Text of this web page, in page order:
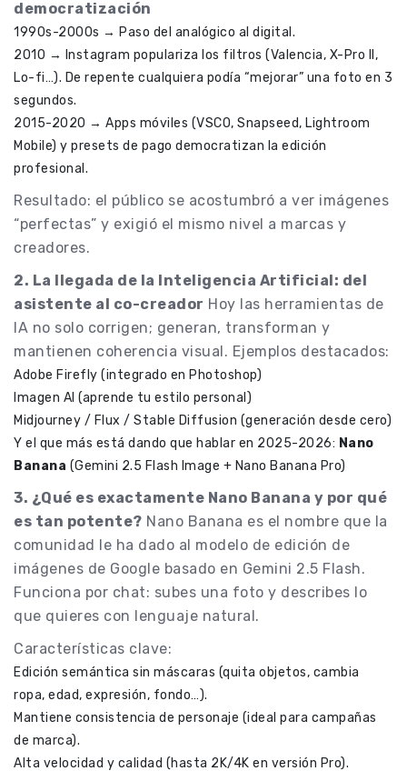
democratización
1990s-2000s → Paso del analógico al digital.
2010 → Instagram populariza los filtros (Valencia, X-Pro II,
Lo-fi…). De repente cualquiera podía “mejorar” una foto en 3
segundos.
2015-2020 → Apps móviles (VSCO, Snapseed, Lightroom
Mobile) y presets de pago democratizan la edición
profesional.
Resultado: el público se acostumbró a ver imágenes
“perfectas” y exigió el mismo nivel a marcas y
creadores.
2. La llegada de la Inteligencia Artificial: del
asistente al co-creador Hoy las herramientas de
IA no solo corrigen; generan, transforman y
mantienen coherencia visual. Ejemplos destacados:
Adobe Firefly (integrado en Photoshop)
Imagen AI (aprende tu estilo personal)
Midjourney / Flux / Stable Diffusion (generación desde cero)
Y el que más está dando que hablar en 2025-2026: Nano
Banana (Gemini 2.5 Flash Image + Nano Banana Pro)
3. ¿Qué es exactamente Nano Banana y por qué
es tan potente? Nano Banana es el nombre que la
comunidad le ha dado al modelo de edición de
imágenes de Google basado en Gemini 2.5 Flash.
Funciona por chat: subes una foto y describes lo
que quieres con lenguaje natural.
Características clave:
Edición semántica sin máscaras (quita objetos, cambia
ropa, edad, expresión, fondo…).
Mantiene consistencia de personaje (ideal para campañas
de marca).
Alta velocidad y calidad (hasta 2K/4K en versión Pro).